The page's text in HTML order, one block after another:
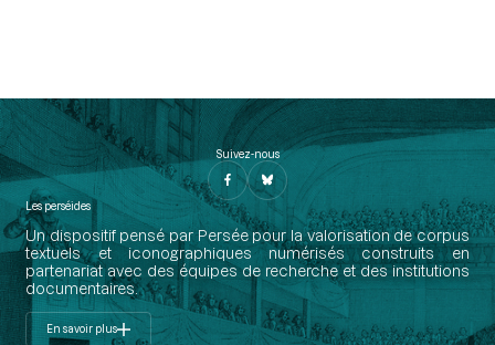
Suivez-nous
Les perséides
Un dispositif pensé par Persée pour la valorisation de corpus
textuels et iconographiques numérisés construits en
partenariat avec des équipes de recherche et des institutions
documentaires.
En savoir plus